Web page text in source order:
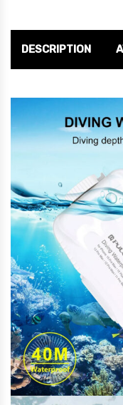
DESCRIPTION